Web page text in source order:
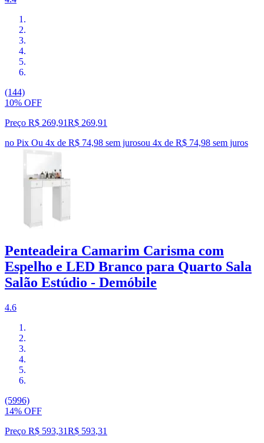
(144)
10% OFF
Preço R$ 269,91R$ 269,91
no Pix Ou 4x de R$ 74,98 sem jurosou 4x de R$ 74,98 sem juros
Penteadeira Camarim Carisma com
Espelho e LED Branco para Quarto Sala
Salão Estúdio - Demóbile
4.6
(5996)
14% OFF
Preço R$ 593,31R$ 593,31